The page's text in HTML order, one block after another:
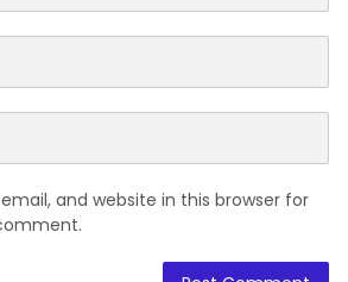
and website in this browser for